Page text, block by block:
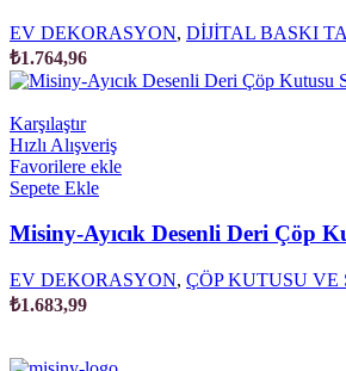
EV DEKORASYON, DİJİTAL BASKI
₺1.764,96
Karşılaştır
Hızlı Alışveriş
Favorilere ekle
Sepete Ekle
Misiny-Ayıcık Desenli Deri Çöp
EV DEKORASYON, ÇÖP KUTUSU VE
₺1.683,99